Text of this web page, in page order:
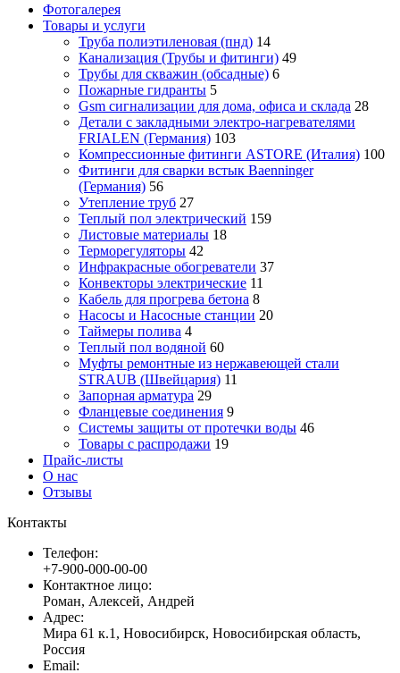
Фотогалерея
Товары и услуги
Труба полиэтиленовая (пнд) 14
Канализация (Трубы и фитинги) 49
Трубы для скважин (обсадные) 6
Пожарные гидранты 5
Gsm сигнализации для дома, офиса и склада 28
Детали с закладными электро-нагревателями
FRIALEN (Германия) 103
Компрессионные фитинги ASTORE (Италия) 100
Фитинги для сварки встык Baenninger
(Германия) 56
Утепление труб 27
Теплый пол электрический 159
Листовые материалы 18
Терморегуляторы 42
Инфракрасные обогреватели 37
Конвекторы электрические 11
Кабель для прогрева бетона 8
Насосы и Насосные станции 20
Таймеры полива 4
Теплый пол водяной 60
Муфты ремонтные из нержавеющей стали
STRAUB (Швейцария) 11
Запорная арматура 29
Фланцевые соединения 9
Системы защиты от протечки воды 46
Товары с распродажи 19
Прайс-листы
О нас
Отзывы
Контакты
Телефон:
+7-900-000-00-00
Контактное лицо:
Роман, Алексей, Андрей
Адрес:
Мира 61 к.1, Новосибирск, Новосибирская область,
Россия
Email: